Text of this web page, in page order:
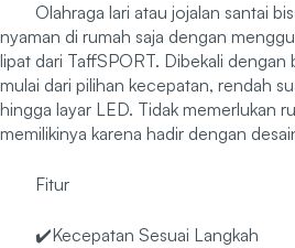
Olahraga lari atau jojalan santai
nyaman di rumah saja dengan
lipat dari TaffSPORT. Dibekali
mulai dari pilihan kecepatan, rendah
hingga layar LED. Tidak memerlukan
memilikinya karena hadir dengan
Fitur
✔️Kecepatan Sesuai Langkah